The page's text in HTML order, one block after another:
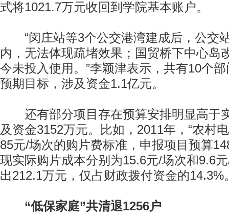
式将1021.7万元收回到学院基本账户。
“闵庄站等3个公交港湾建成后，公交
内，无法体现疏堵效果；国贸桥下中心岛
今未投入使用。”李颖津表示，共有10个
预期目标，涉及资金1.1亿元。
还有部分项目存在预算安排明显高于
及资金3152万元。比如，2011年，“农村
85元/场次的购片费标准，申报项目预算
现实际购片成本分别为15.6元/场次和9.6
出212.1万元，仅占财政拨付资金的14.3%
“低保家庭”共清退1256户